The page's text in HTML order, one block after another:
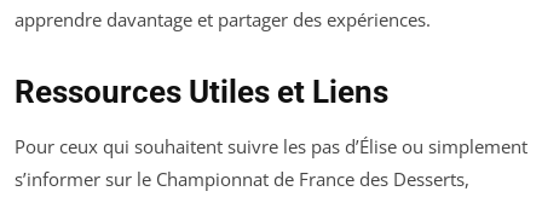
apprendre davantage et partager des expériences.
Ressources Utiles et Liens
Pour ceux qui souhaitent suivre les pas d’Élise ou simplement
s’informer sur le Championnat de France des Desserts,